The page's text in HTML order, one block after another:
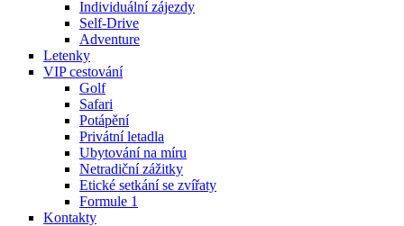
Individuální zájezdy
Self-Drive
Adventure
Letenky
VIP cestování
Golf
Safari
Potápění
Privátní letadla
Ubytování na míru
Netradiční zážitky
Etické setkání se zvířaty
Formule 1
Kontakty